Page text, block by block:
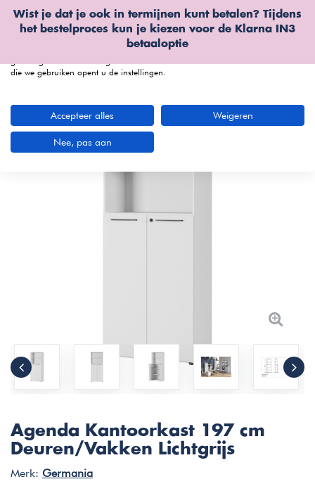
Wist je dat je ook in termijnen kunt betalen? Tijdens
het bestelproces kun je kiezen voor de Klarna IN3
betaaloptie
Bekijk productvideo
Agenda Kantoorkast 197 cm
Deuren/Vakken Lichtgrijs
Merk: Germania
Wij gebruiken cookies
We kunnen deze plaatsen voor analyse van onze bezoekersgegevens, om
onze website te verbeteren, gepersonaliseerde inhoud te tonen en om u een
die we gebruiken opent u de instellingen.
Accepteer alles Weigeren
Nee, pas aan